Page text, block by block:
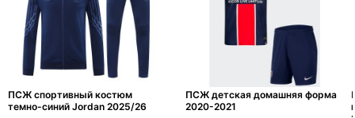
ПСЖ спортивный костюм
темно-синий Jordan 2025/26
ПСЖ детская домашняя форма
2020-2021